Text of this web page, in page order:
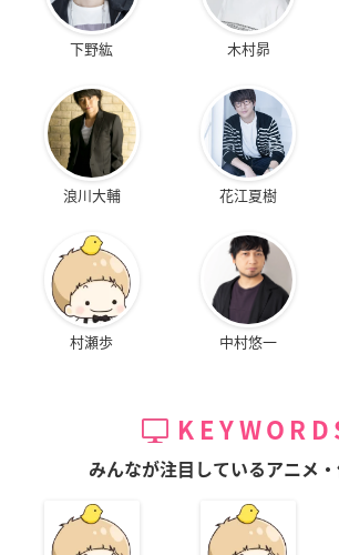
下野紘 木村昴
浪川大輔 花江夏樹
村瀬歩 中村悠一
みんなが注目しているアニメ